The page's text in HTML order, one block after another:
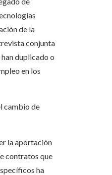
de la
conjunta
duplicado o
en los
cambio de
la aportación
contratos que
ha